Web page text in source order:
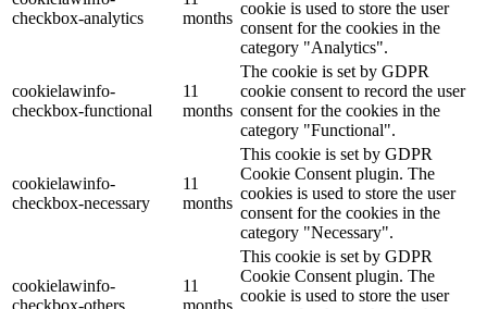
checkbox-analytics
months
cookie is used to store the user
consent for the cookies in the
category "Analytics".
cookielawinfo-
checkbox-functional
11
months
The cookie is set by GDPR
cookie consent to record the user
consent for the cookies in the
category "Functional".
cookielawinfo-
checkbox-necessary
11
months
This cookie is set by GDPR
Cookie Consent plugin. The
cookies is used to store the user
consent for the cookies in the
category "Necessary".
cookielawinfo-
checkbox-others
11
months
This cookie is set by GDPR
Cookie Consent plugin. The
cookie is used to store the user